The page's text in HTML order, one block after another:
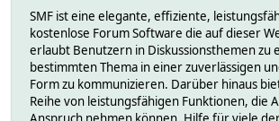
SMF ist eine elegante, effiziente,
kostenlose Forum Software die auf dieser
erlaubt Benutzern in Diskussionsthemen zu
bestimmten Thema in einer zuverlässigen
Form zu kommunizieren. Darüber hinaus
Reihe von leistungsfähigen Funktionen, die